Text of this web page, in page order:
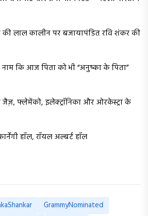
की लाल कालीन पर बजायापंडित रवि शंकर की
कि आज पिता को भी “अनुष्का के पिता”
फ्लेमेंको, इलेक्ट्रॉनिका और ओरकेस्ट्रा के
हॉल, रॉयल अल्बर्ट हॉल
GrammyNominated